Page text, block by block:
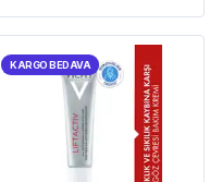
KARGO BEDAVA